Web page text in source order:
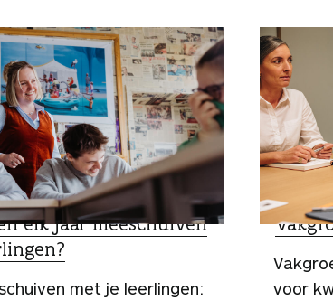
elk jaar meeschuiven
met je leerlingen:
ZO
voor